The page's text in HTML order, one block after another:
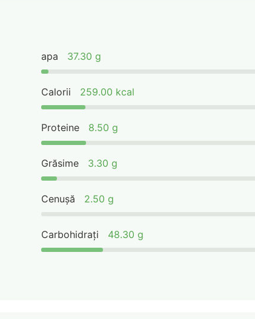
apa 37.30 g
Calorii 259.00 kcal
Proteine 8.50 g
Grăsime 3.30 g
Cenușă 2.50 g
Carbohidrați 48.30 g